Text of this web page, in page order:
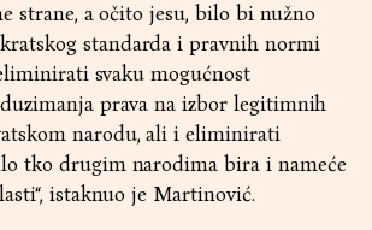
strane, a očito jesu, bilo bi nužno
standarda i pravnih normi
svaku mogućnost
prava na izbor legitimnih
narodu, ali i eliminirati
tko drugim narodima bira i nameće
istaknuo je Martinović.